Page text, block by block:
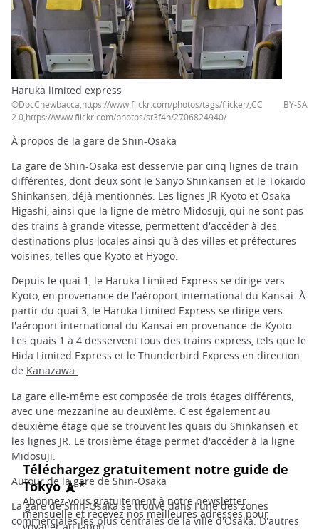
Haruka limited express
©DocChewbacca,https://www.flickr.com/photos/tags/flicker/,CC BY-SA
2.0,https://www.flickr.com/photos/st3f4n/2706824940/
À propos de la gare de Shin-Osaka
La gare de Shin-Osaka est desservie par cinq lignes de train
différentes, dont deux sont le Sanyo Shinkansen et le Tokaido
Shinkansen, déjà mentionnés. Les lignes JR Kyoto et Osaka
Higashi, ainsi que la ligne de métro Midosuji, qui ne sont pas
des trains à grande vitesse, permettent d'accéder à des
destinations plus locales ainsi qu'à des villes et préfectures
voisines, telles que Kyoto et Hyogo.
Depuis le quai 1, le Haruka Limited Express se dirige vers
Kyoto, en provenance de l'aéroport international du Kansai. À
partir du quai 3, le Haruka Limited Express se dirige vers
l'aéroport international du Kansai en provenance de Kyoto.
Les quais 1 à 4 desservent tous des trains express, tels que le
Hida Limited Express et le Thunderbird Express en direction
de Kanazawa.
La gare elle-même est composée de trois étages différents,
avec une mezzanine au deuxième. C'est également au
deuxième étage que se trouvent les quais du Shinkansen et
les lignes JR. Le troisième étage permet d'accéder à la ligne
Midosuji.
Autour de la gare de Shin-Osaka
La gare de Shin-Osaka se trouve dans l'une des zones
commerciales les plus centrales de la ville d'Osaka. D'autres